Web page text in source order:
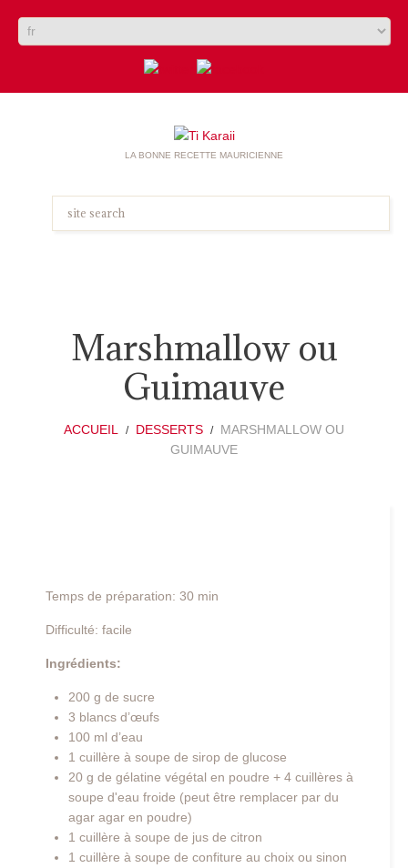
LA BONNE RECETTE MAURICIENNE
Marshmallow ou
Guimauve
ACCUEIL DESSERTS
MARSHMALLOW OU
GUIMAUVE
Temps de préparation: 30 min
Difficulté: facile
Ingrédients:
200 g de sucre
3 blancs d’œufs
100 ml d’eau
1 cuillère à soupe de sirop de glucose
20 g de gélatine végétal en poudre + 4 cuillères à
soupe d'eau froide (peut être remplacer par du
agar agar en poudre)
1 cuillère à soupe de jus de citron
1 cuillère à soupe de confiture au choix ou sinon